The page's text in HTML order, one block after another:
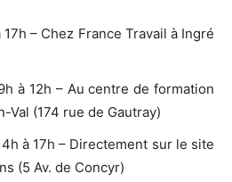
– Chez France Travail à Ingré
à 12h – Au centre de formation
Val (174 rue de Gautray)
à 17h – Directement sur le site
(5 Av. de Concyr)